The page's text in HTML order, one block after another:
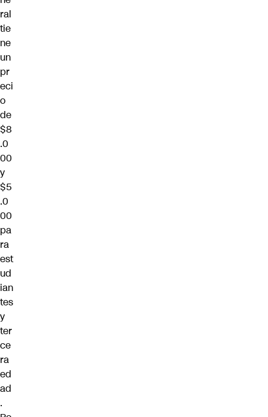
ral
tie
ne
un
pr
eci
o
de
$8
.0
00
y
$5
.0
00
pa
ra
est
ud
ian
tes
y
ter
ce
ra
ed
ad
.